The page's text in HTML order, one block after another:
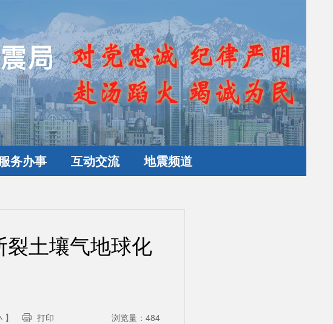
务办事 互动交流 地震频道
土壤气地球化
】 打印 浏览量： 484